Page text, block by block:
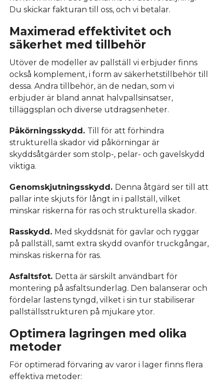
Du skickar fakturan till oss, och vi betalar.
Maximerad effektivitet och
säkerhet med tillbehör
Utöver de modeller av pallställ vi erbjuder finns
också komplement, i form av säkerhetstillbehör till
dessa. Andra tillbehör, än de nedan, som vi
erbjuder är bland annat halvpallsinsatser,
tilläggsplan och diverse utdragsenheter.
Påkörningsskydd. Till för att förhindra
strukturella skador vid påkörningar är
skyddsåtgärder som stolp-, pelar- och gavelskydd
viktiga.
Genomskjutningsskydd. Denna åtgärd ser till att
pallar inte skjuts för långt in i pallställ, vilket
minskar riskerna för ras och strukturella skador.
Rasskydd. Med skyddsnät för gavlar och ryggar
på pallställ, samt extra skydd ovanför truckgångar,
minskas riskerna för ras.
Asfaltsfot. Detta är särskilt användbart för
montering på asfaltsunderlag. Den balanserar och
fördelar lastens tyngd, vilket i sin tur stabiliserar
pallställsstrukturen på mjukare ytor.
Optimera lagringen med olika
metoder
För optimerad förvaring av varor i lager finns flera
effektiva metoder: